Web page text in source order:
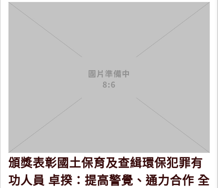
頒獎表彰國土保育及查緝環保犯罪有
功人員 卓揆：提高警覺、通力合作 全